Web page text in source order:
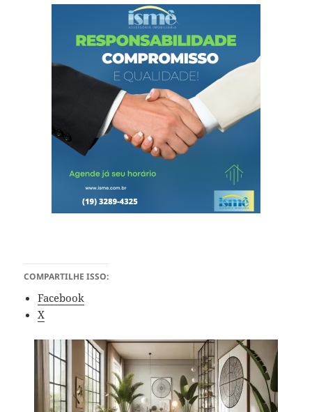
COMPARTILHE ISSO:
Facebook
X